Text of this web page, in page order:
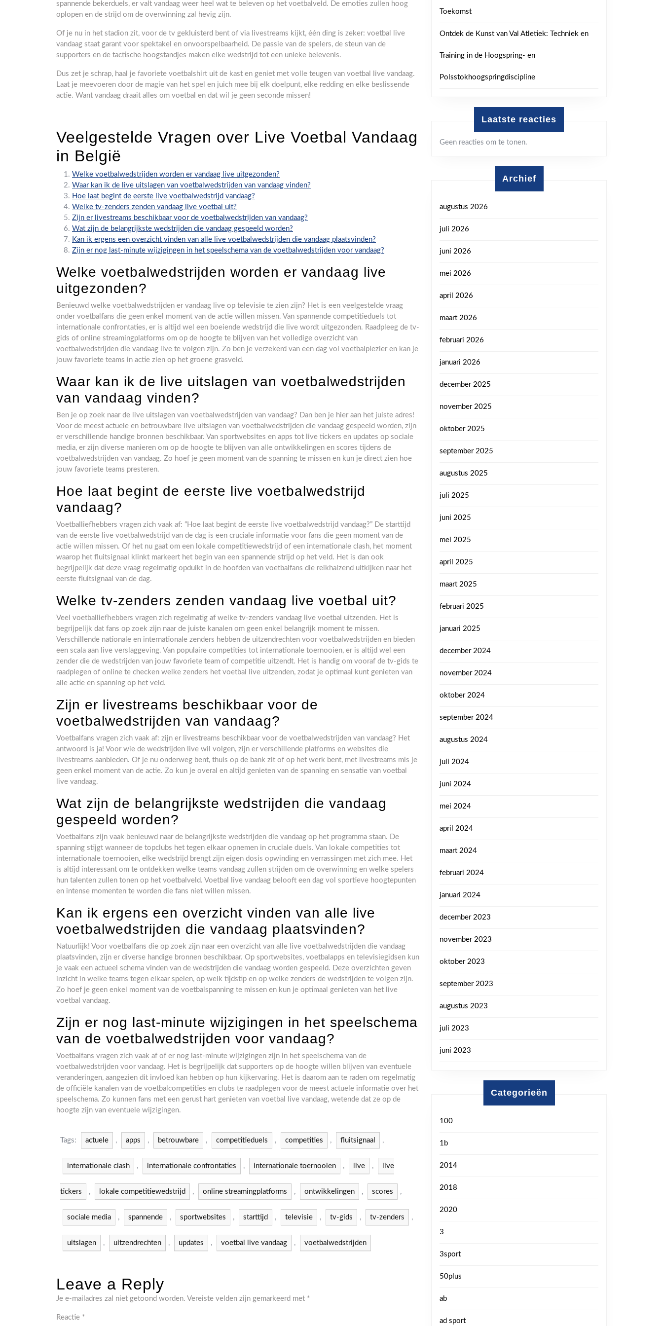
spannende bekerduels, er valt vandaag weer heel wat te beleven op het voetbalveld. De emoties zullen hoog
oplopen en de strijd om de overwinning zal hevig zijn.
Of je nu in het stadion zit, voor de tv gekluisterd bent of via livestreams kijkt, één ding is zeker: voetbal live
vandaag staat garant voor spektakel en onvoorspelbaarheid. De passie van de spelers, de steun van de
supporters en de tactische hoogstandjes maken elke wedstrijd tot een unieke belevenis.
Dus zet je schrap, haal je favoriete voetbalshirt uit de kast en geniet met volle teugen van voetbal live vandaag.
Laat je meevoeren door de magie van het spel en juich mee bij elk doelpunt, elke redding en elke beslissende
actie. Want vandaag draait alles om voetbal en dat wil je geen seconde missen!
Veelgestelde Vragen over Live Voetbal Vandaag
in België
Welke voetbalwedstrijden worden er vandaag live uitgezonden?
Waar kan ik de live uitslagen van voetbalwedstrijden van vandaag vinden?
Hoe laat begint de eerste live voetbalwedstrijd vandaag?
Welke tv-zenders zenden vandaag live voetbal uit?
Zijn er livestreams beschikbaar voor de voetbalwedstrijden van vandaag?
Wat zijn de belangrijkste wedstrijden die vandaag gespeeld worden?
Kan ik ergens een overzicht vinden van alle live voetbalwedstrijden die vandaag plaatsvinden?
Zijn er nog last-minute wijzigingen in het speelschema van de voetbalwedstrijden voor vandaag?
Welke voetbalwedstrijden worden er vandaag live
uitgezonden?
Benieuwd welke voetbalwedstrijden er vandaag live op televisie te zien zijn? Het is een veelgestelde vraag
onder voetbalfans die geen enkel moment van de actie willen missen. Van spannende competitieduels tot
internationale confrontaties, er is altijd wel een boeiende wedstrijd die live wordt uitgezonden. Raadpleeg de tv-
gids of online streamingplatforms om op de hoogte te blijven van het volledige overzicht van
voetbalwedstrijden die vandaag live te volgen zijn. Zo ben je verzekerd van een dag vol voetbalplezier en kan je
jouw favoriete teams in actie zien op het groene grasveld.
Waar kan ik de live uitslagen van voetbalwedstrijden
van vandaag vinden?
Ben je op zoek naar de live uitslagen van voetbalwedstrijden van vandaag? Dan ben je hier aan het juiste adres!
Voor de meest actuele en betrouwbare live uitslagen van voetbalwedstrijden die vandaag gespeeld worden, zijn
er verschillende handige bronnen beschikbaar. Van sportwebsites en apps tot live tickers en updates op sociale
media, er zijn diverse manieren om op de hoogte te blijven van alle ontwikkelingen en scores tijdens de
voetbalwedstrijden van vandaag. Zo hoef je geen moment van de spanning te missen en kun je direct zien hoe
jouw favoriete teams presteren.
Hoe laat begint de eerste live voetbalwedstrijd
vandaag?
Voetballiefhebbers vragen zich vaak af: “Hoe laat begint de eerste live voetbalwedstrijd vandaag?” De starttijd
van de eerste live voetbalwedstrijd van de dag is een cruciale informatie voor fans die geen moment van de
actie willen missen. Of het nu gaat om een lokale competitiewedstrijd of een internationale clash, het moment
waarop het fluitsignaal klinkt markeert het begin van een spannende strijd op het veld. Het is dan ook
begrijpelijk dat deze vraag regelmatig opduikt in de hoofden van voetbalfans die reikhalzend uitkijken naar het
eerste fluitsignaal van de dag.
Welke tv-zenders zenden vandaag live voetbal uit?
Veel voetballiefhebbers vragen zich regelmatig af welke tv-zenders vandaag live voetbal uitzenden. Het is
begrijpelijk dat fans op zoek zijn naar de juiste kanalen om geen enkel belangrijk moment te missen.
Verschillende nationale en internationale zenders hebben de uitzendrechten voor voetbalwedstrijden en bieden
een scala aan live verslaggeving. Van populaire competities tot internationale toernooien, er is altijd wel een
zender die de wedstrijden van jouw favoriete team of competitie uitzendt. Het is handig om vooraf de tv-gids te
raadplegen of online te checken welke zenders het voetbal live uitzenden, zodat je optimaal kunt genieten van
alle actie en spanning op het veld.
Zijn er livestreams beschikbaar voor de
voetbalwedstrijden van vandaag?
Voetbalfans vragen zich vaak af: zijn er livestreams beschikbaar voor de voetbalwedstrijden van vandaag? Het
antwoord is ja! Voor wie de wedstrijden live wil volgen, zijn er verschillende platforms en websites die
livestreams aanbieden. Of je nu onderweg bent, thuis op de bank zit of op het werk bent, met livestreams mis je
geen enkel moment van de actie. Zo kun je overal en altijd genieten van de spanning en sensatie van voetbal
live vandaag.
Wat zijn de belangrijkste wedstrijden die vandaag
gespeeld worden?
Voetbalfans zijn vaak benieuwd naar de belangrijkste wedstrijden die vandaag op het programma staan. De
spanning stijgt wanneer de topclubs het tegen elkaar opnemen in cruciale duels. Van lokale competities tot
internationale toernooien, elke wedstrijd brengt zijn eigen dosis opwinding en verrassingen met zich mee. Het
is altijd interessant om te ontdekken welke teams vandaag zullen strijden om de overwinning en welke spelers
hun talenten zullen tonen op het voetbalveld. Voetbal live vandaag belooft een dag vol sportieve hoogtepunten
en intense momenten te worden die fans niet willen missen.
Kan ik ergens een overzicht vinden van alle live
voetbalwedstrijden die vandaag plaatsvinden?
Natuurlijk! Voor voetbalfans die op zoek zijn naar een overzicht van alle live voetbalwedstrijden die vandaag
plaatsvinden, zijn er diverse handige bronnen beschikbaar. Op sportwebsites, voetbalapps en televisiegidsen kun
je vaak een actueel schema vinden van de wedstrijden die vandaag worden gespeeld. Deze overzichten geven
inzicht in welke teams tegen elkaar spelen, op welk tijdstip en op welke zenders de wedstrijden te volgen zijn.
Zo hoef je geen enkel moment van de voetbalspanning te missen en kun je optimaal genieten van het live
voetbal vandaag.
Zijn er nog last-minute wijzigingen in het speelschema
van de voetbalwedstrijden voor vandaag?
Voetbalfans vragen zich vaak af of er nog last-minute wijzigingen zijn in het speelschema van de
voetbalwedstrijden voor vandaag. Het is begrijpelijk dat supporters op de hoogte willen blijven van eventuele
veranderingen, aangezien dit invloed kan hebben op hun kijkervaring. Het is daarom aan te raden om regelmatig
de officiële kanalen van de voetbalcompetities en clubs te raadplegen voor de meest actuele informatie over het
speelschema. Zo kunnen fans met een gerust hart genieten van voetbal live vandaag, wetende dat ze op de
hoogte zijn van eventuele wijzigingen.
Tags: actuele , apps , betrouwbare , competitieduels , competities , fluitsignaal ,
internationale clash , internationale confrontaties , internationale toernooien , live , live
tickers , lokale competitiewedstrijd , online streamingplatforms , ontwikkelingen , scores ,
sociale media , spannende , sportwebsites , starttijd , televisie , tv-gids , tv-zenders ,
uitslagen , uitzendrechten , updates , voetbal live vandaag , voetbalwedstrijden
Leave a Reply
Je e-mailadres zal niet getoond worden. Vereiste velden zijn gemarkeerd met *
Reactie *
Toekomst
Ontdek de Kunst van Val Atletiek: Techniek en
Training in de Hoogspring- en
Polsstokhoogspringdiscipline
Laatste reacties
Geen reacties om te tonen.
Archief
augustus 2026
juli 2026
juni 2026
mei 2026
april 2026
maart 2026
februari 2026
januari 2026
december 2025
november 2025
oktober 2025
september 2025
augustus 2025
juli 2025
juni 2025
mei 2025
april 2025
maart 2025
februari 2025
januari 2025
december 2024
november 2024
oktober 2024
september 2024
augustus 2024
juli 2024
juni 2024
mei 2024
april 2024
maart 2024
februari 2024
januari 2024
december 2023
november 2023
oktober 2023
september 2023
augustus 2023
juli 2023
juni 2023
Categorieën
100
1b
2014
2018
2020
3
3sport
50plus
ab
ad sport